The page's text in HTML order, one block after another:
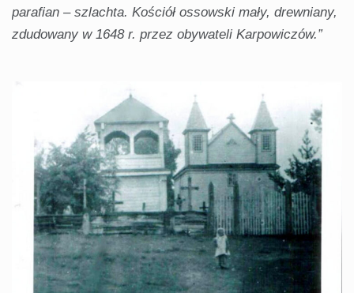
parafian – szlachta. Kościół ossowski mały, drewniany,
zdudowany w 1648 r. przez obywateli Karpowiczów.”